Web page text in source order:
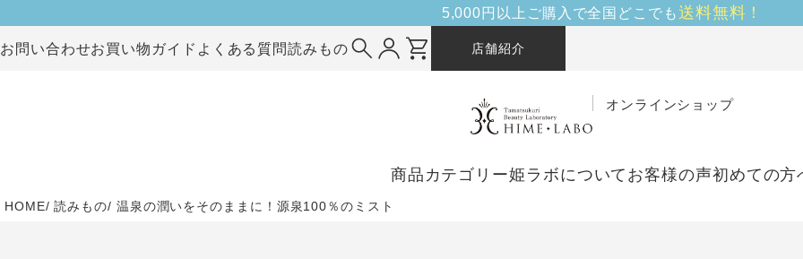
5,000円以上ご購入で全国どこでも送料無料！
お問い合わせお買い物ガイド よくある質問読みもの 店舗紹介
オンラインショップ
商品カテゴリー姫ラボについて お客様の声初めての方
HOME 読みもの 温泉の潤いをそのままに！源泉100％のミスト